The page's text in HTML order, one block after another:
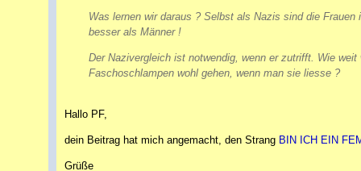
Was lernen wir daraus ? Selbst als Nazis sind die Frauen
besser als Männer !
Der Nazivergleich ist notwendig, wenn er zutrifft. Wie weit
Faschoschlampen wohl gehen, wenn man sie liesse ?
Hallo PF,
dein Beitrag hat mich angemacht, den Strang BIN ICH EIN
Grüße